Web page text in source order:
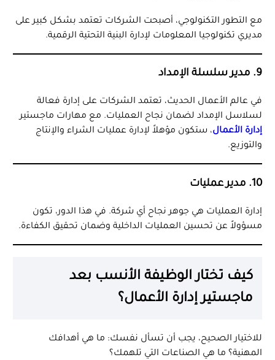
مع التطور التكنولوجي، أصبحت الشركات تعتمد بشكل كبير على
مديري تكنولوجيا المعلومات لإدارة البنية التحتية الرقمية.
9. مدير سلسلة الإمداد
في عالم الأعمال الحديث، تعتمد الشركات على إدارة فعالة
لسلاسل الإمداد لضمان نجاح العمليات. مع مهارات ماجستير
إدارة الأعمال، ستكون مؤهلاً لإدارة عمليات الشراء والإنتاج
والتوزيع.
10. مدير عمليات
إدارة العمليات هي جوهر نجاح أي شركة. في هذا الدور، تكون
مسؤولاً عن تحسين العمليات الداخلية وضمان تحقيق الكفاءة.
كيف تختار الوظيفة الأنسب بعد
ماجستير إدارة الأعمال؟
للاختيار الصحيح، يجب أن تسأل نفسك: ما هي أهدافك
المهنية؟ ما هي الصناعات التي تلهمك؟